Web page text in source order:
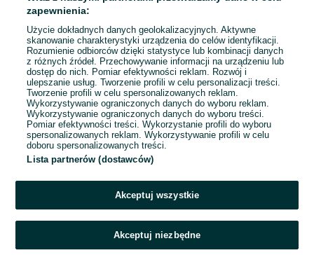
Pełny etat
Odpowiednie doświadczenie zawodowe
Dyspozycyjność: Praca w weekendy
Miejsce pracy: W siedzibie firmy
07 sierpnia 2026
Strona główna Praca Prace magazynowe
KATEGORIA
zapewnienia:
Użycie dokładnych danych geolokalizacyjnych. Aktywne
skanowanie charakterystyki urządzenia do celów identyfikacji.
Rozumienie odbiorców dzięki statystyce lub kombinacji danych
z różnych źródeł. Przechowywanie informacji na urządzeniu lub
dostęp do nich. Pomiar efektywności reklam. Rozwój i
ulepszanie usług. Tworzenie profili w celu personalizacji treści.
Tworzenie profili w celu spersonalizowanych reklam.
Wykorzystywanie ograniczonych danych do wyboru reklam.
Wykorzystywanie ograniczonych danych do wyboru treści.
Pomiar efektywności treści. Wykorzystanie profili do wyboru
spersonalizowanych reklam. Wykorzystywanie profili w celu
doboru spersonalizowanych treści.
Lista partnerów (dostawców)
Akceptuj wszystkie
Akceptuj niezbędne